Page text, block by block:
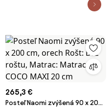
265,3 €
Posteľ Naomi zvýšená 90 x 200